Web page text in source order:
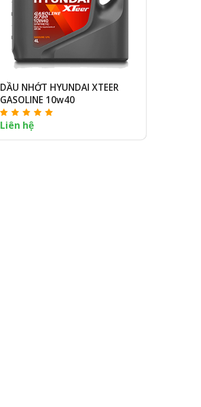
DẦU NHỚT HYUNDAI XTEER
GASOLINE 10w40
Liên hệ